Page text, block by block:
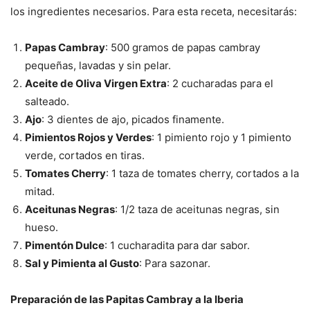
los ingredientes necesarios. Para esta receta, necesitarás:
Papas Cambray: 500 gramos de papas cambray
pequeñas, lavadas y sin pelar.
Aceite de Oliva Virgen Extra: 2 cucharadas para el
salteado.
Ajo: 3 dientes de ajo, picados finamente.
Pimientos Rojos y Verdes: 1 pimiento rojo y 1 pimiento
verde, cortados en tiras.
Tomates Cherry: 1 taza de tomates cherry, cortados a la
mitad.
Aceitunas Negras: 1/2 taza de aceitunas negras, sin
hueso.
Pimentón Dulce: 1 cucharadita para dar sabor.
Sal y Pimienta al Gusto: Para sazonar.
Preparación de las Papitas Cambray a la Iberia